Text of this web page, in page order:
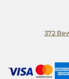
372